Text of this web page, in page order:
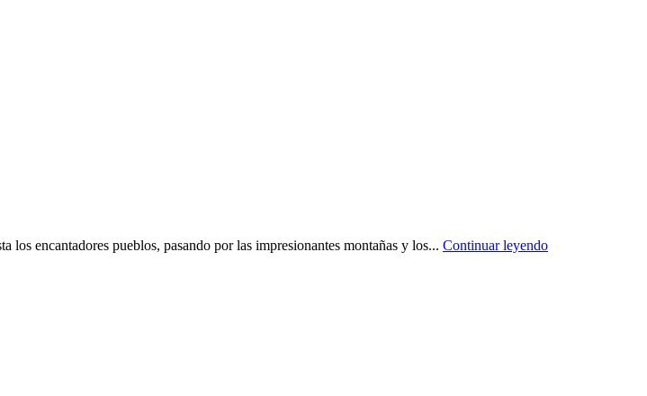
los encantadores pueblos, pasando por las impresionantes montañas y los... Continuar leyendo